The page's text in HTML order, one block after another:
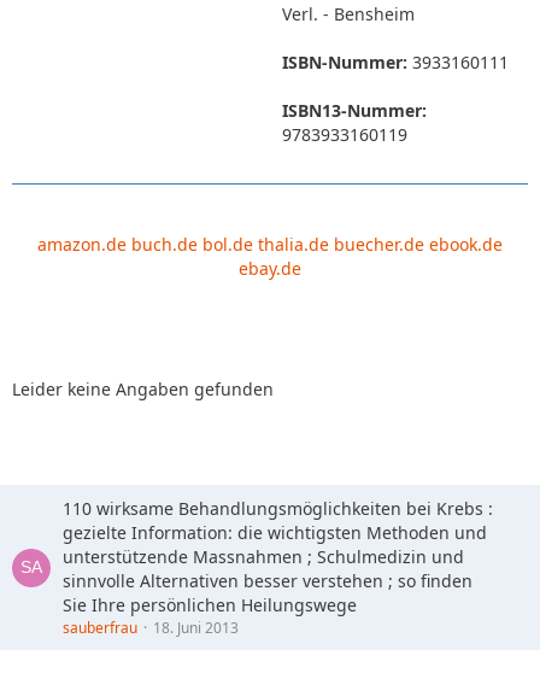
Verl. - Bensheim
ISBN-Nummer: 3933160111
ISBN13-Nummer:
9783933160119
amazon.de buch.de bol.de thalia.de buecher.de ebook.de
ebay.de
Leider keine Angaben gefunden
110 wirksame Behandlungsmöglichkeiten bei Krebs :
gezielte Information: die wichtigsten Methoden und
unterstützende Massnahmen ; Schulmedizin und
sinnvolle Alternativen besser verstehen ; so finden
Sie Ihre persönlichen Heilungswege
sauberfrau 18. Juni 2013